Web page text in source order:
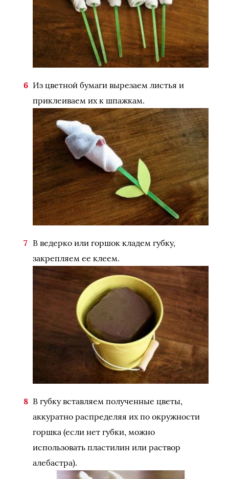
Из цветной бумаги вырезаем листья и
приклеиваем их к шпажкам.
В ведерко или горшок кладем губку,
закрепляем ее клеем.
В губку вставляем полученные цветы,
аккуратно распределяя их по окружности
горшка (если нет губки, можно
использовать пластилин или раствор
алебастра).